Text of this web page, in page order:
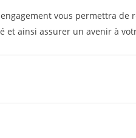
vous permettra de
et ainsi assurer un avenir à